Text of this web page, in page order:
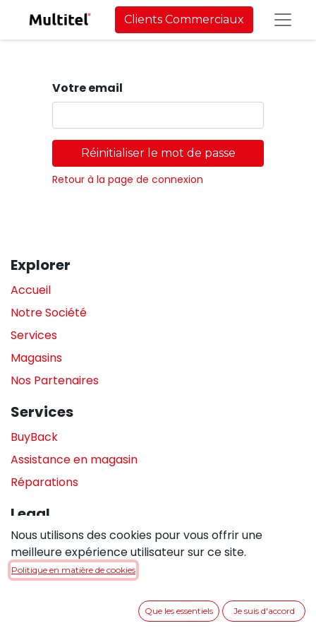
Clients Commerciaux
Votre email
Réinitialiser le mot de passe
Retour à la page de connexion
Explorer
Accueil
Notre Société
Services
Magasins
Nos Partenaires
Services
BuyBack
Assistance en magasin
Réparations
Legal
Politique de confidentialité
Politique de cookies
Conditions générales de vente
Nous utilisons des cookies pour vous offrir une
meilleure expérience utilisateur sur ce site.
Politique en matière de cookies
Que les essentiels Je suis d'accord